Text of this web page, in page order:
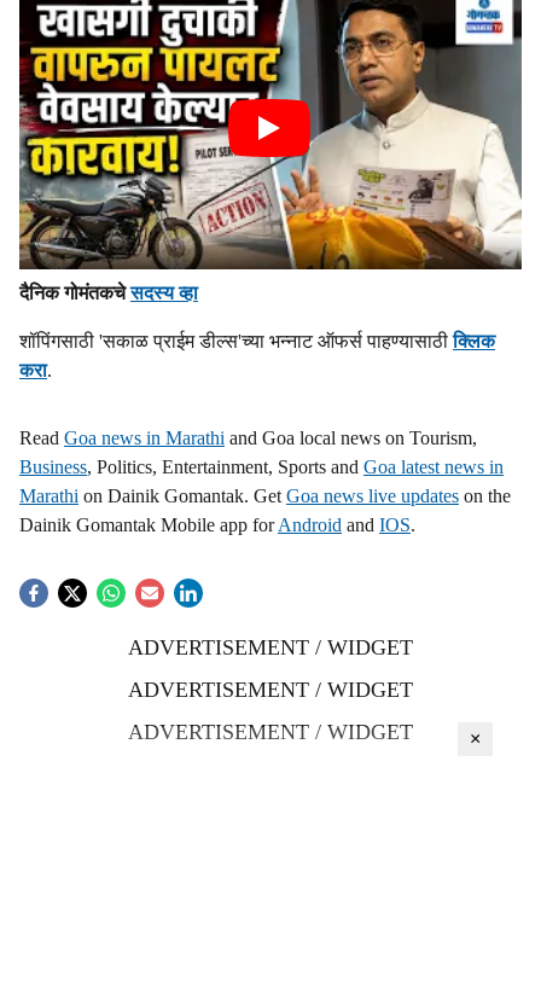
दैनिक गोमंतकचेसदस्य व्हा
शॉपिंगसाठी 'सकाळ प्राईम डील्स'च्या भन्नाट ऑफर्स पाहण्यासाठीक्लिक
करा.
Read Goa news in Marathi and Goa local news on Tourism,
Business, Politics, Entertainment, Sports and Goa latest news in
Marathi on Dainik Gomantak. Get Goa news live updates on the
Dainik Gomantak Mobile app forAndroid and IOS.
ADVERTISEMENT / WIDGET
ADVERTISEMENT / WIDGET
ADVERTISEMENT / WIDGET
×